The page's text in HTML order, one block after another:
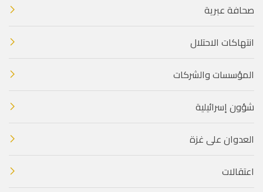
صحافة عبرية
انتهاكات الاحتلال
المؤسسات والشركات
شؤون إسرائيلية
العدوان على غزة
اعتقالات